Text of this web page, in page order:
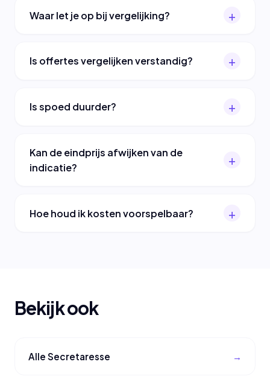
Waar let je op bij vergelijking?
Is offertes vergelijken verstandig?
Is spoed duurder?
Kan de eindprijs afwijken van de
indicatie?
Hoe houd ik kosten voorspelbaar?
Bekijk ook
Alle Secretaresse